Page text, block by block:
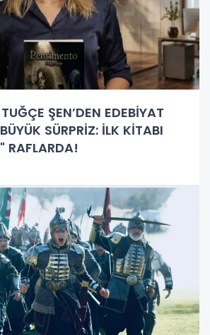
ŞEN’DEN EDEBİYAT
SÜRPRİZ: İLK KİTABI
RAFLARDA!